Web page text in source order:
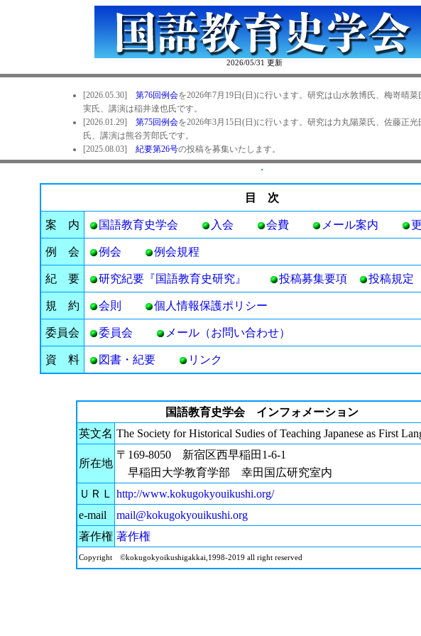
2026/05/31 更新
目 次
案 内 国語教育史学会 入会 会費 メール案内
例 会 例会 例会規程
紀 要 研究紀要『国語教育史研究』 投稿募集要項 投稿規定
規 約 会則 個人情報保護ポリシー
委員会 委員会 メール（お問い合わせ）
資 料 図書・紀要 リンク
国語教育史学会 インフォメーション
英文名 The Society for Historical Sudies of Teaching Japanese as First
所在地
〒169-8050 新宿区西早稲田1-6-1
早稲田大学教育学部 幸田国広研究室内
ＵＲＬ http://www.kokugokyouikushi.org/
e-mail
mail@kokugokyouikushi.org
著作権 著作権
Copyright ©kokugokyoikushigakkai,1998-2019 all right reserved